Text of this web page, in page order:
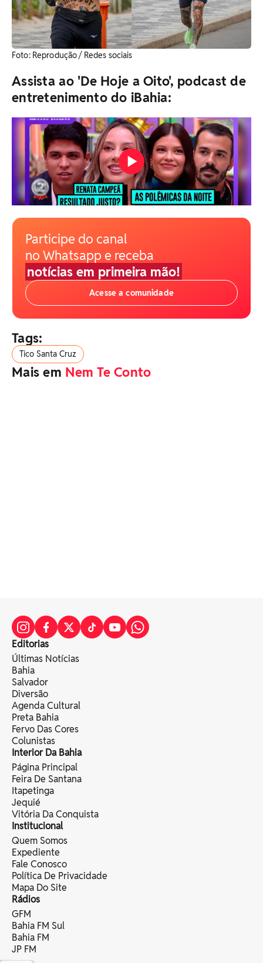
​Foto: Reprodução / Redes sociais
Assista ao 'De Hoje a Oito', podcast de
entretenimento do iBahia:
Participe do canal
no Whatsapp e receba
notícias em primeira mão!
Acesse a comunidade
Tags:
Tico Santa Cruz
Mais em Nem Te Conto
Editorias
Últimas Notícias
Bahia
Salvador
Diversão
Agenda Cultural
Preta Bahia
Fervo Das Cores
Colunistas
Interior Da Bahia
Página Principal
Feira De Santana
Itapetinga
Jequié
Vitória Da Conquista
Institucional
Quem Somos
Expediente
Fale Conosco
Política De Privacidade
Mapa Do Site
Rádios
GFM
Bahia FM Sul
Bahia FM
JP FM